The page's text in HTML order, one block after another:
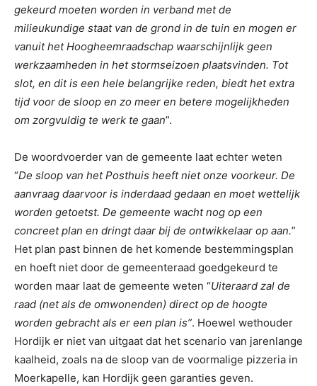
gekeurd moeten worden in verband met de
milieukundige staat van de grond in de tuin en mogen er
vanuit het Hoogheemraadschap waarschijnlijk geen
werkzaamheden in het stormseizoen plaatsvinden. Tot
slot, en dit is een hele belangrijke reden, biedt het extra
tijd voor de sloop en zo meer en betere mogelijkheden
om zorgvuldig te werk te gaan”.
De woordvoerder van de gemeente laat echter weten
“De sloop van het Posthuis heeft niet onze voorkeur. De
aanvraag daarvoor is inderdaad gedaan en moet wettelijk
worden getoetst. De gemeente wacht nog op een
concreet plan en dringt daar bij de ontwikkelaar op aan.”
Het plan past binnen de het komende bestemmingsplan
en hoeft niet door de gemeenteraad goedgekeurd te
worden maar laat de gemeente weten “Uiteraard zal de
raad (net als de omwonenden) direct op de hoogte
worden gebracht als er een plan is”. Hoewel wethouder
Hordijk er niet van uitgaat dat het scenario van jarenlange
kaalheid, zoals na de sloop van de voormalige pizzeria in
Moerkapelle, kan Hordijk geen garanties geven.